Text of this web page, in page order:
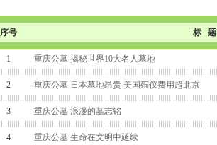
序号 标 题
1 重庆公墓 揭秘世界10大名人墓地
2 重庆公墓 日本墓地昂贵 美国殡仪费用超北京
3 重庆公墓 浪漫的墓志铭
4 重庆公墓 生命在文明中延续